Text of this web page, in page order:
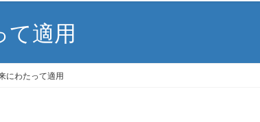
て適用
にわたって適用